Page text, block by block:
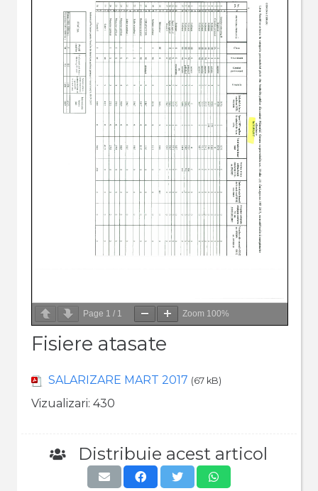
Page 1 / 1 Zoom 100%
Fisiere atasate
SALARIZARE MART 2017 (67 kB)
Vizualizari: 430
Distribuie acest articol